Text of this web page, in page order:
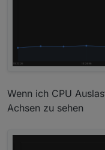
Wenn ich CPU
Achsen zu sehen